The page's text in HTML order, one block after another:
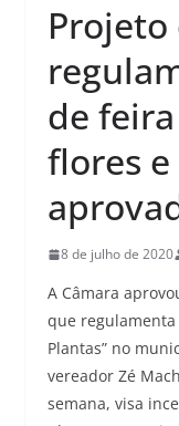
Projeto
de
flores
8 de julho de 2020
A Câmara
que regulamenta
Plantas” no
vereador Zé
semana, visa